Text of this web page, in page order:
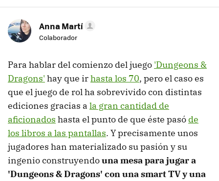
Anna Martí
Colaborador
Para hablar del comienzo del juego 'Dungeons &
Dragons' hay que irhasta los 70, pero el caso es
que el juego de rol ha sobrevivido con distintas
ediciones gracias a la gran cantidad de
aficionados hasta el punto de que éste pasó de
los libros a las pantallas. Y precisamente unos
jugadores han materializado su pasión y su
ingenio construyendouna mesa para jugar a
'Dungeons & Dragons' con una smart TV y una